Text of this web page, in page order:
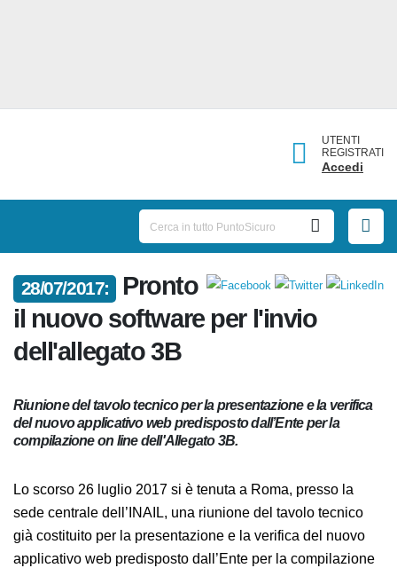
UTENTI
REGISTRATI
Accedi
28/07/2017:
Pronto il nuovo software per
l'invio dell'allegato 3B
Riunione del tavolo tecnico per la presentazione e la
verifica del nuovo applicativo web predisposto dall’Ente
per la compilazione on line dell'Allegato 3B.
Lo scorso 26 luglio 2017 si è tenuta a Roma, presso la
sede centrale dell’INAIL, una riunione del tavolo tecnico
già costituito per la presentazione e la verifica del
nuovo applicativo web predisposto dall’Ente per la